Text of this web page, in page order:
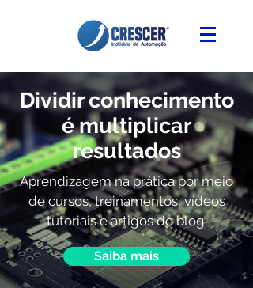
Dividir conhecimento
é multiplicar
resultados
Aprendizagem na prática por meio
de cursos, treinamentos, vídeos
tutoriais e artigos de blog.
Saiba mais